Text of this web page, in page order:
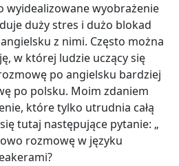
wyidealizowane wyobrażenie
duży stres i dużo blokad
z nimi. Często można
w której ludzie uczący się
po angielsku bardziej
po polsku. Moim zdaniem
które tylko utrudnia całą
tutaj następujące pytanie: „
rozmowę w języku